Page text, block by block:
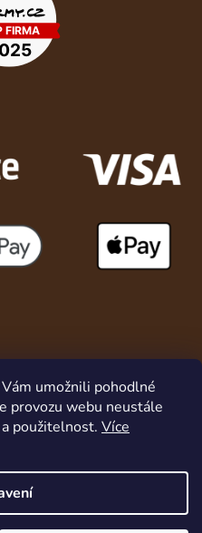
umožnili pohodlné
provozu webu neustále
použitelnost. Více